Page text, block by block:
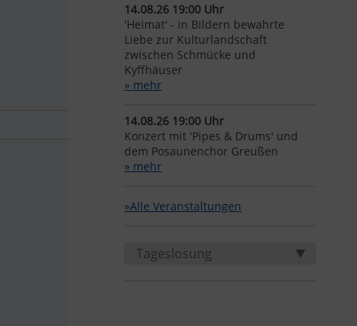
14.08.26 19:00 Uhr
'Heimat' - in Bildern bewahrte
Liebe zur Kulturlandschaft
zwischen Schmücke und
Kyffhäuser
» mehr
14.08.26 19:00 Uhr
Konzert mit 'Pipes & Drums' und
dem Posaunenchor Greußen
» mehr
»Alle Veranstaltungen
Tageslosung